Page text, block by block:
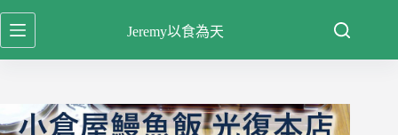
跳
至
Jeremy以食為天